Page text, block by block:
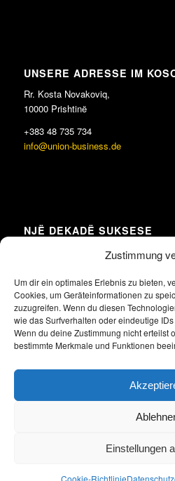
Zustimmung
Um dir ein optimales Erlebnis zu bieten,
Cookies, um Geräteinformationen zu
zuzugreifen. Wenn du diesen
wie das Surfverhalten oder eindeutige
Wenn du deine Zustimmung nicht erteilst
bestimmte Merkmale und Funktionen
Einstellungen
Cookie-Richtlinie
UNSERE ADRESSE IM
Rr. Kosta Novakoviq,
10000 Prishtinë
+383 48 735 734
info@union-business.de
NJË DEKADË SUKSESE
Klicke hier, um
akzeptieren und diesen
2026 Alle Rechte vorbehalten. Union der